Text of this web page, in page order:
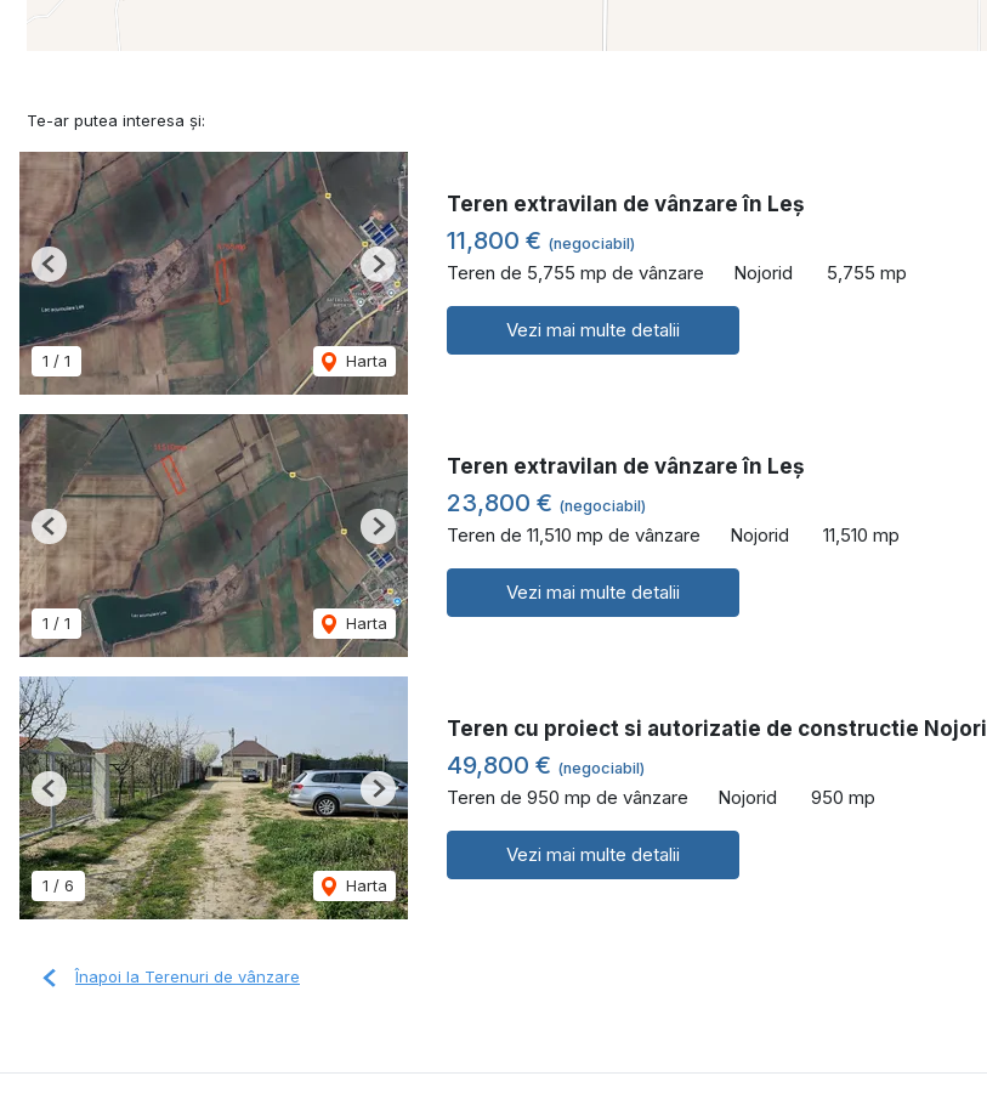
Te-ar putea interesa și:
1 / 1 Harta
Previous Next
Teren extravilan de vânzare în Leș
11,800 € (negociabil)
Teren de 5,755 mp de vânzare Nojorid 5,755 mp
Vezi mai multe detalii
1 / 1 Harta
Previous Next
Teren extravilan de vânzare în Leș
23,800 € (negociabil)
Teren de 11,510 mp de vânzare Nojorid 11,510 mp
Vezi mai multe detalii
1 / 6 Harta
Previous Next
Teren cu proiect si autorizatie de constructie
49,800 € (negociabil)
Teren de 950 mp de vânzare Nojorid 950 mp
Vezi mai multe detalii
Înapoi la Terenuri de vânzare